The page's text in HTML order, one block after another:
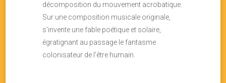
décomposition du mouvement acrobatique.
Sur une composition musicale originale,
s’invente une fable poétique et solaire,
égratignant au passage le fantasme
colonisateur de l’être humain.